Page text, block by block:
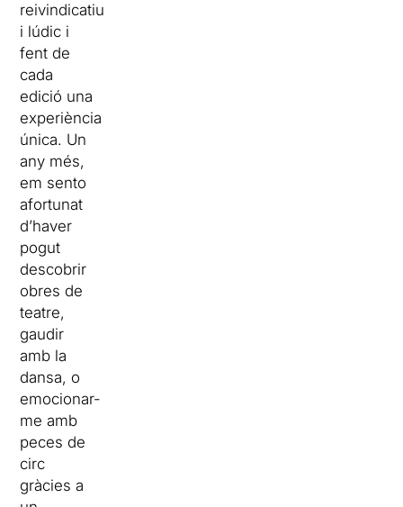
reivindicatiu
i lúdic i
fent de
cada
edició una
experiència
única. Un
any més,
em sento
afortunat
d’haver
pogut
descobrir
obres de
teatre,
gaudir
amb la
dansa, o
emocionar-
me amb
peces de
circ
gràcies a